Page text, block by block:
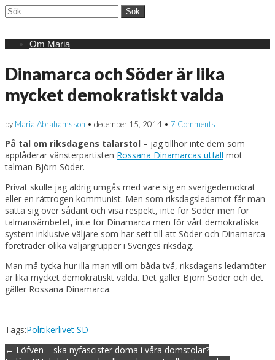
Sök
efter:
Main
Skip
Om Maria
Dinamarca och Söder är lika
mycket demokratiskt valda
by Maria Abrahamsson • december 15, 2014 • 7 Comments
På tal om riksdagens talarstol – jag tillhör inte dem som
applåderar vänsterpartisten Rossana Dinamarcas utfall mot
talman Björn Söder.
Privat skulle jag aldrig umgås med vare sig en sverigedemokrat
eller en rättrogen kommunist. Men som riksdagsledamot får man
sätta sig över sådant och visa respekt, inte för Söder men för
talmansämbetet, inte för Dinamarca men för vårt demokratiska
system inklusive väljare som har sett till att Söder och Dinamarca
företräder olika väljargrupper i Sveriges riksdag.
Man må tycka hur illa man vill om båda två, riksdagens ledamöter
är lika mycket demokratiskt valda. Det gäller Björn Söder och det
gäller Rossana Dinamarca.
Tags:Politikerlivet SD
Post
← Löfven – ska nyfascister döma i våra domstolar?